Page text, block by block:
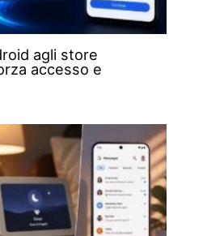
agli store
accesso e